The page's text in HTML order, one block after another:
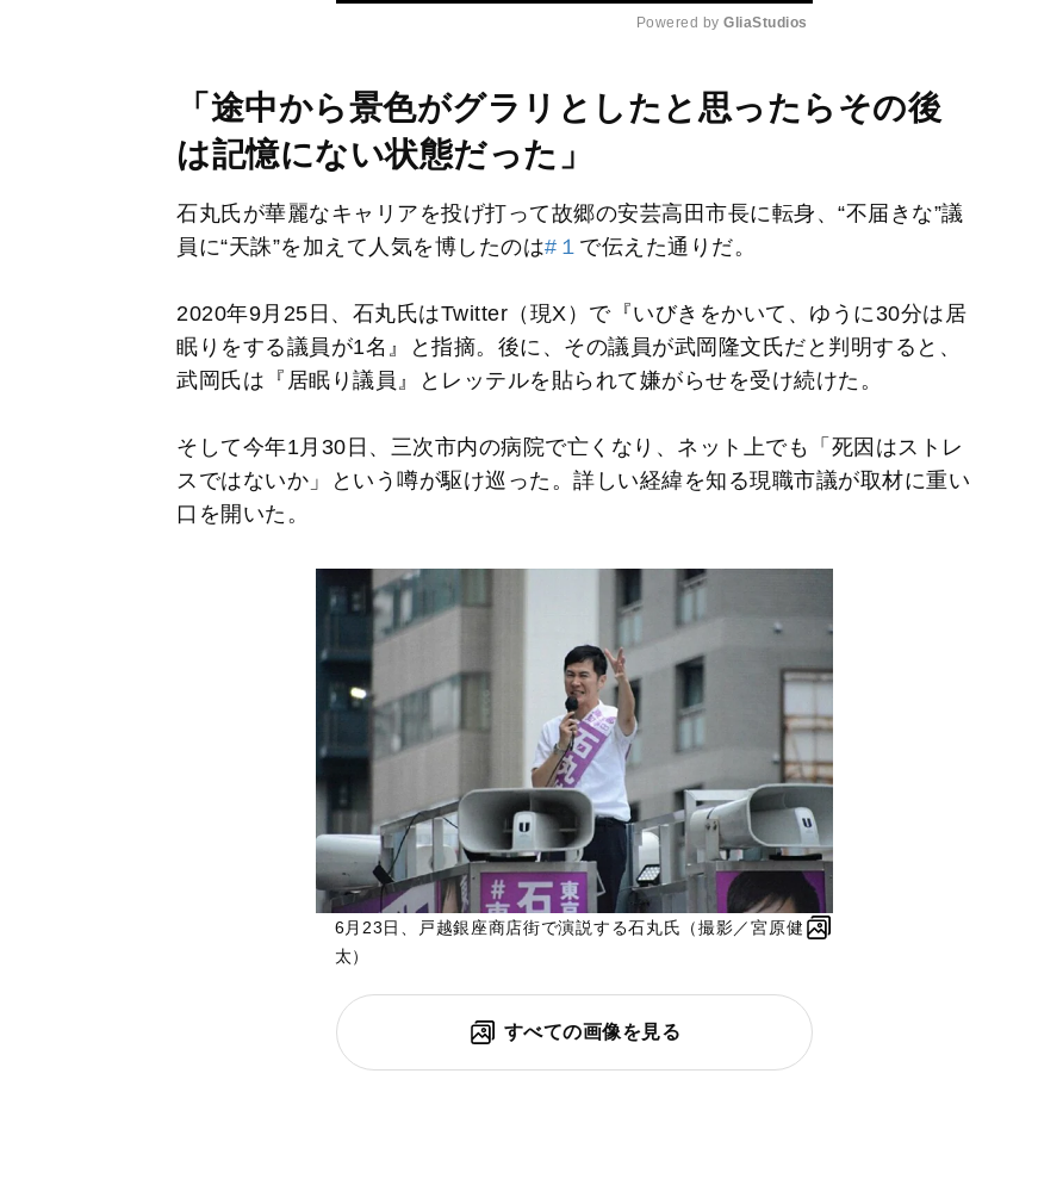
M
u
Powered by GliaStudios
「途中から景色がグラリとしたと思ったらその後
は記憶にない状態だった」
石丸氏が華麗なキャリアを投げ打って故郷の安芸高田市長に転身、“不届きな”議
員に“天誅”を加えて人気を博したのは#１ で伝えた通りだ。
2020年9月25日、石丸氏はTwitter（現X）で『いびきをかいて、ゆうに30分は居
眠りをする議員が1名』と指摘。後に、その議員が武岡隆文氏だと判明すると、
武岡氏は『居眠り議員』とレッテルを貼られて嫌がらせを受け続けた。
そして今年1月30日、三次市内の病院で亡くなり、ネット上でも「死因はストレ
スではないか」という噂が駆け巡った。詳しい経緯を知る現職市議が取材に重い
口を開いた。
6月23日、戸越銀座商店街で演説する石丸氏（撮影／宮原健
太）
すべての画像を見る